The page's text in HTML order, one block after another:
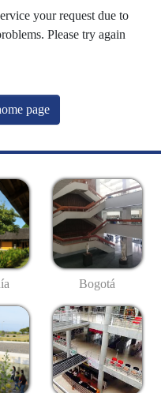
your request due to
Please try again
page
Bogotá